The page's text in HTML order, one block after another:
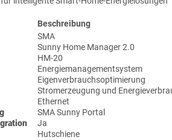
Beschreibung
SMA
Sunny Home Manager 2.0
HM-20
Energiemanagementsystem
Eigenverbrauchsoptimierung
Stromerzeugung und
Ethernet
SMA Sunny Portal
Ja
Hutschiene